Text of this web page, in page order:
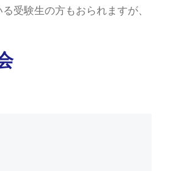
受験生の方もおられますが、